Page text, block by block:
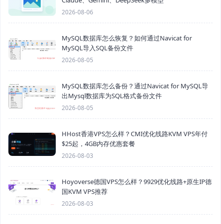
2026-08-06
MySQL数据库怎么恢复？如何通过Navicat for
MySQL导入SQL备份文件
2026-08-05
MySQL数据库怎么备份？通过Navicat for MySQL导
出Mysql数据库为SQL格式备份文件
2026-08-05
HHost香港VPS怎么样？CMI优化线路KVM VPS年付
$25起，4GB内存优惠套餐
2026-08-03
Hoyoverse德国VPS怎么样？9929优化线路+原生IP德
国KVM VPS推荐
2026-08-03